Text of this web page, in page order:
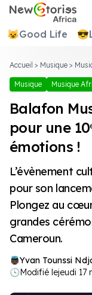
Newstories Africa
😺Good Life 😎
Accueil > Musique >
Musique Musique
Balafon
pour une
émotions !
L’évènement
pour son
Plongez au
grandes
Cameroun.
Yvan Tounssi
🕓Modifié lejeudi 17